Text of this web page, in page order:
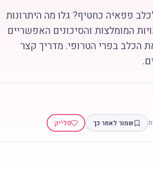
פפאיה כחטיף? גלו מה היתרונות
המומלצות והסיכונים האפשריים
בפרי הטרופי. מדריך קצר
שמור לאחר כך 0לייק